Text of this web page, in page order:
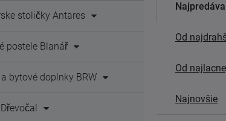
stoličky Antares
postele Blanář
bytové doplnky BRW
Od
Od
Najnovšie